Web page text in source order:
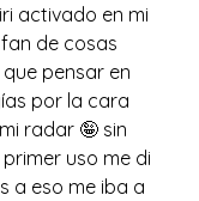
activado en mi
de cosas
pensar en
por la cara
radar 🤪 sin
uso me di
a eso me iba a